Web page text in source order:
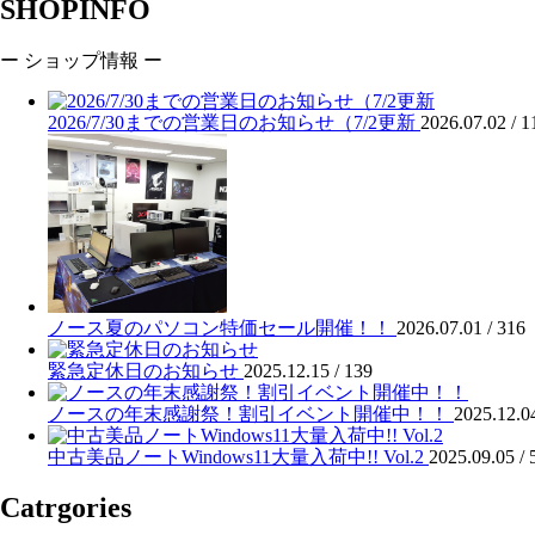
SHOPINFO
ー ショップ情報 ー
2026/7/30までの営業日のお知らせ（7/2更新 2026.07.02 /
ノース夏のパソコン特価セール開催！！ 2026.07.01 /316
緊急定休日のお知らせ 2025.12.15 / 139
ノースの年末感謝祭！割引イベント開催中！！
中古美品ノートWindows11大量入荷中!! Vol.2 2025.09.05 /
Catrgories